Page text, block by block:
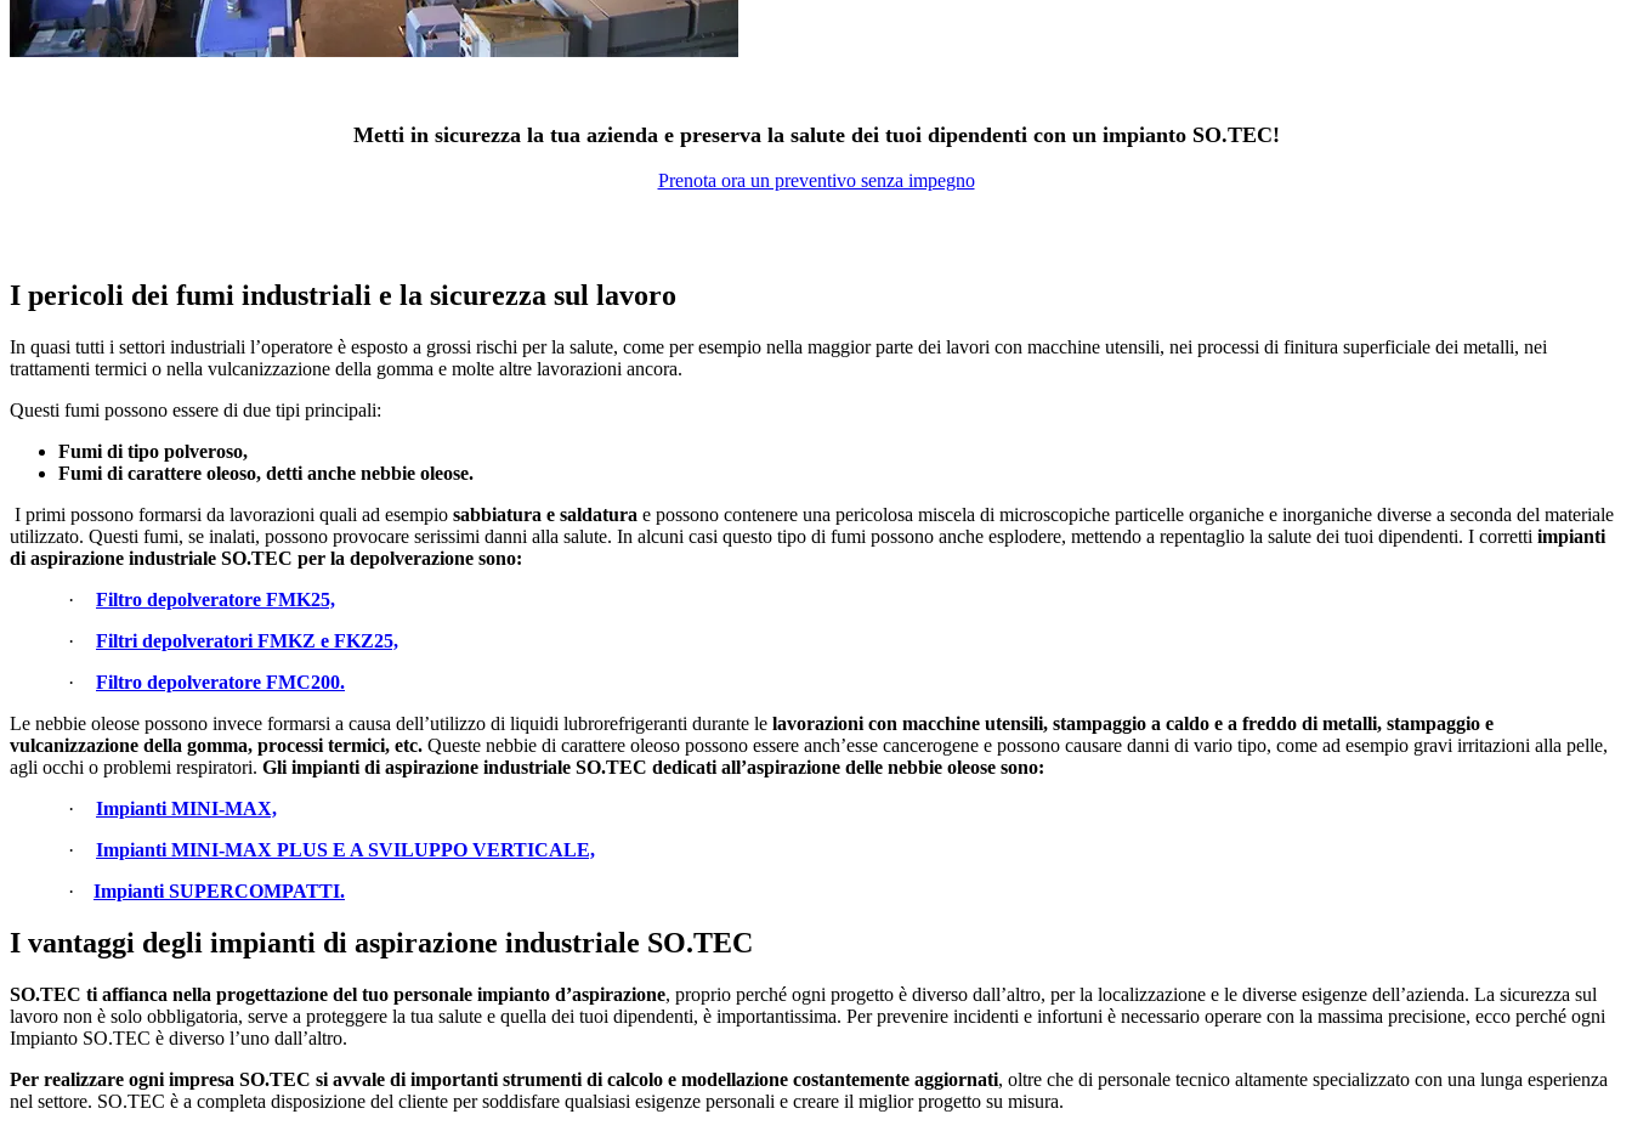
Metti in sicurezza la tua azienda e preserva la salute dei tuoi dipendenti con un impianto SO.TEC!
Prenota ora un preventivo senza impegno
I pericoli dei fumi industriali e la sicurezza sul lavoro
In quasi tutti i settori industriali l’operatore è esposto a grossi rischi per la salute, come per esempio nella maggior parte dei lavori con macchine utensili, nei processi di finitura superficiale dei metalli, nei
trattamenti termici o nella vulcanizzazione della gomma e molte altre lavorazioni ancora.
Questi fumi possono essere di due tipi principali:
Fumi di tipo polveroso,
Fumi di carattere oleoso, detti anche nebbie oleose.
I primi possono formarsi da lavorazioni quali ad esempio sabbiatura e saldatura e possono contenere una pericolosa miscela di microscopiche particelle organiche e inorganiche diverse a seconda del materiale
utilizzato. Questi fumi, se inalati, possono provocare serissimi danni alla salute. In alcuni casi questo tipo di fumi possono anche esplodere, mettendo a repentaglio la salute dei tuoi dipendenti. I corretti impianti
di aspirazione industriale SO.TEC per la depolverazione sono:
·
Filtro depolveratore FMK25,
·
Filtri depolveratori FMKZ e FKZ25,
·
Filtro depolveratore FMC200.
Le nebbie oleose possono invece formarsi a causa dell’utilizzo di liquidi lubrorefrigeranti durante le lavorazioni con macchine utensili, stampaggio a caldo e a freddo di metalli, stampaggio e
vulcanizzazione della gomma, processi termici, etc. Queste nebbie di carattere oleoso possono essere anch’esse cancerogene e possono causare danni di vario tipo, come ad esempio gravi irritazioni alla pelle,
agli occhi o problemi respiratori. Gli impianti di aspirazione industriale SO.TEC dedicati all’aspirazione delle nebbie oleose sono:
·
Impianti MINI-MAX,
·
Impianti MINI-MAX PLUS E A SVILUPPO VERTICALE,
·
Impianti SUPERCOMPATTI.
I vantaggi degli impianti di aspirazione industriale SO.TEC
SO.TEC ti affianca nella progettazione del tuo personale impianto d’aspirazione, proprio perché ogni progetto è diverso dall’altro, per la localizzazione e le diverse esigenze dell’azienda. La sicurezza sul
lavoro non è solo obbligatoria, serve a proteggere la tua salute e quella dei tuoi dipendenti, è importantissima. Per prevenire incidenti e infortuni è necessario operare con la massima precisione, ecco perché ogni
Impianto SO.TEC è diverso l’uno dall’altro.
Per realizzare ogni impresa SO.TEC si avvale di importanti strumenti di calcolo e modellazione costantemente aggiornati, oltre che di personale tecnico altamente specializzato con una lunga esperienza
nel settore. SO.TEC è a completa disposizione del cliente per soddisfare qualsiasi esigenze personali e creare il miglior progetto su misura.